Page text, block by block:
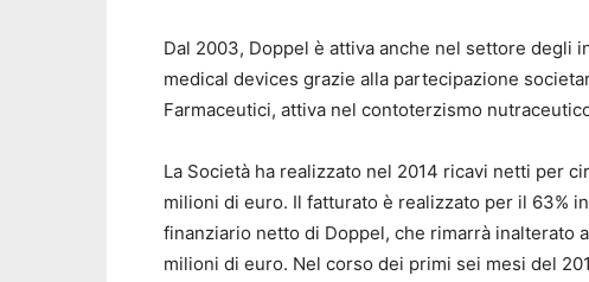
Dal 2003, Doppel è attiva anche nel settore degli
medical devices grazie alla partecipazione
Farmaceutici, attiva nel contoterzismo
La Società ha realizzato nel 2014 ricavi netti per
milioni di euro. Il fatturato è realizzato per il 63%
finanziario netto di Doppel, che rimarrà inalterato
milioni di euro. Nel corso dei primi sei mesi del